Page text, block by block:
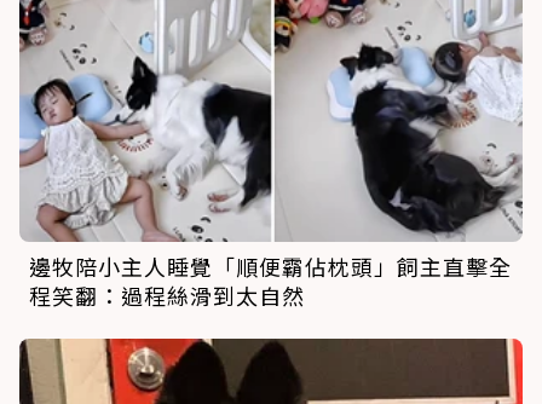
邊牧陪小主人睡覺「順便霸佔枕頭」飼主直擊全
程笑翻：過程絲滑到太自然